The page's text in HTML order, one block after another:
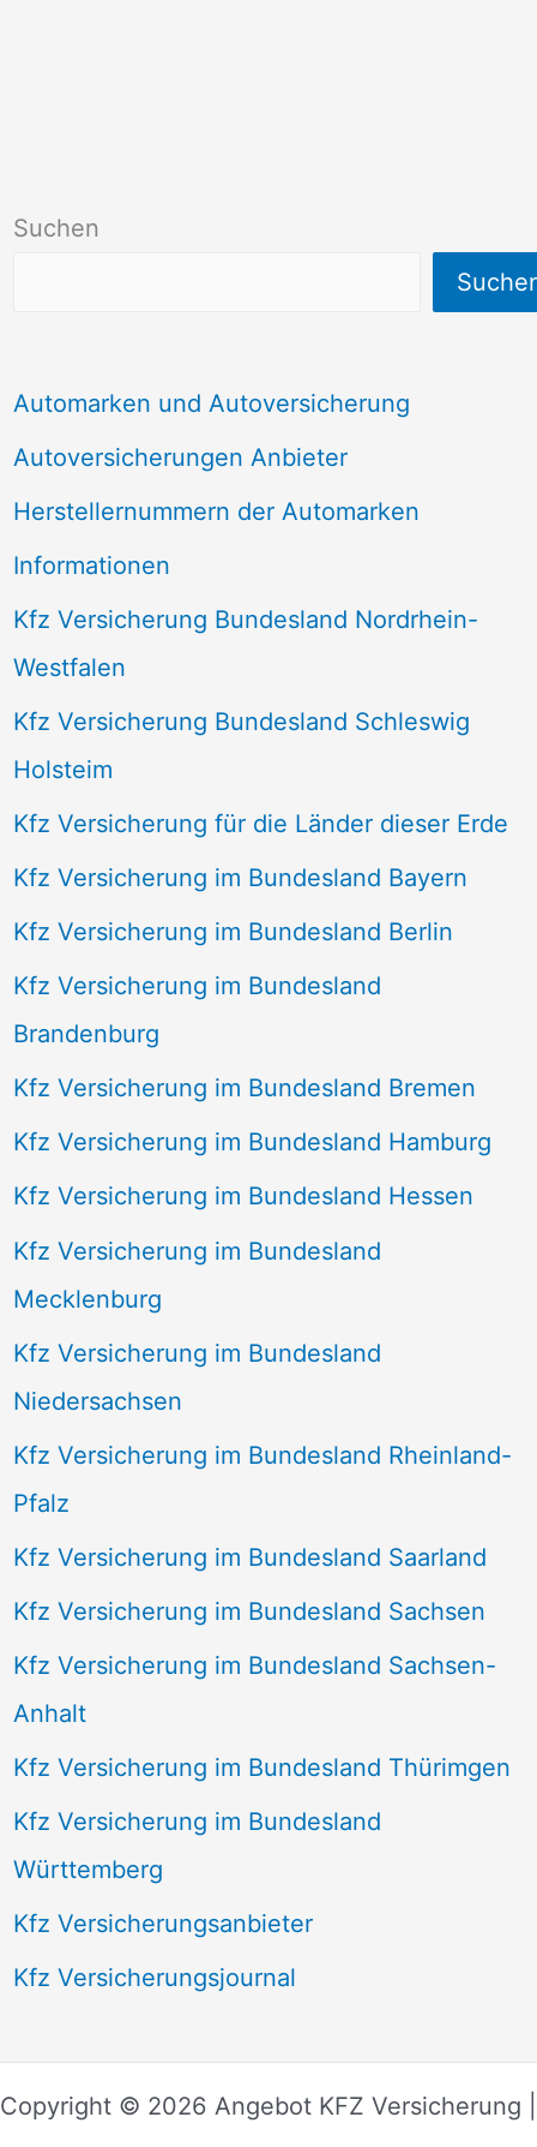
Suchen
Automarken und Autoversicherung
Autoversicherungen Anbieter
Herstellernummern der Automarken
Informationen
Kfz Versicherung Bundesland Nordrhein-
Westfalen
Kfz Versicherung Bundesland Schleswig
Holsteim
Kfz Versicherung für die Länder dieser Erde
Kfz Versicherung im Bundesland Bayern
Kfz Versicherung im Bundesland Berlin
Kfz Versicherung im Bundesland
Brandenburg
Kfz Versicherung im Bundesland Bremen
Kfz Versicherung im Bundesland Hamburg
Kfz Versicherung im Bundesland Hessen
Kfz Versicherung im Bundesland
Mecklenburg
Kfz Versicherung im Bundesland
Niedersachsen
Kfz Versicherung im Bundesland Rheinland-
Pfalz
Kfz Versicherung im Bundesland Saarland
Kfz Versicherung im Bundesland Sachsen
Kfz Versicherung im Bundesland Sachsen-
Anhalt
Kfz Versicherung im Bundesland Thürimgen
Kfz Versicherung im Bundesland
Württemberg
Kfz Versicherungsanbieter
Kfz Versicherungsjournal
Copyright © 2026 Angebot KFZ Versicherung |